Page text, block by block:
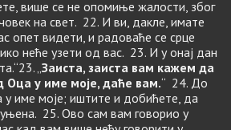
више се не опомиње жалости, због
на свет. 22. И ви, дакле, имате
опет видети, и радоваће се срце
неће узети од вас. 23. И у онај дан
„Заиста, заиста вам кажем да
Оца у име моје, даће вам.“ 24. До
у име моје; иштите и добићете, да
25. Ово сам вам говорио у